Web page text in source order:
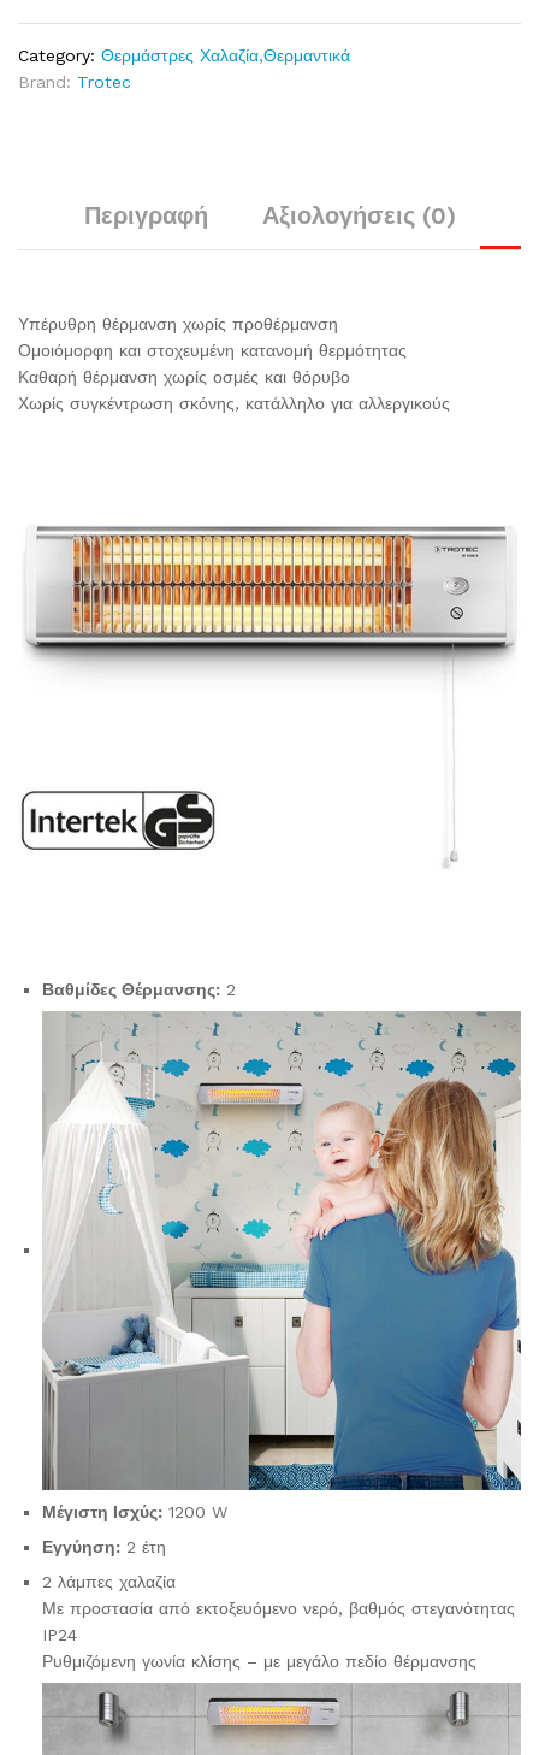
Category: Θερμάστρες Χαλαζία,Θερμαντικά
Brand: Trotec
Περιγραφή Αξιολογήσεις (0)
Υπέρυθρη θέρμανση χωρίς προθέρμανση
Ομοιόμορφη και στοχευμένη κατανομή θερμότητας
Καθαρή θέρμανση χωρίς οσμές και θόρυβο
Χωρίς συγκέντρωση σκόνης, κατάλληλο για αλλεργικούς
Βαθμίδες Θέρμανσης: 2
Μέγιστη Ισχύς: 1200 W
Εγγύηση: 2 έτη
2 λάμπες χαλαζία
Με προστασία από εκτοξευόμενο νερό, βαθμός στεγανότητας
IP24
Ρυθμιζόμενη γωνία κλίσης – με μεγάλο πεδίο θέρμανσης